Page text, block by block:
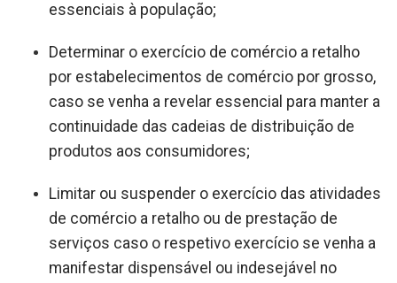
essenciais à população;
Determinar o exercício de comércio a retalho
por estabelecimentos de comércio por grosso,
caso se venha a revelar essencial para manter a
continuidade das cadeias de distribuição de
produtos aos consumidores;
Limitar ou suspender o exercício das atividades
de comércio a retalho ou de prestação de
serviços caso o respetivo exercício se venha a
manifestar dispensável ou indesejável no